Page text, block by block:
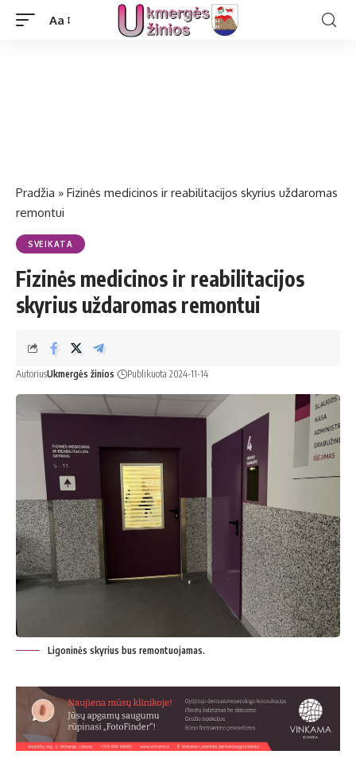
Aa
Pradžia » Fizinės medicinos ir reabilitacijos skyrius uždaromas
remontui
SVEIKATA
Fizinės medicinos ir reabilitacijos
skyrius uždaromas remontui
AutoriusUkmergės žinios Publikuota 2024-11-14
Ligoninės skyrius bus remontuojamas.